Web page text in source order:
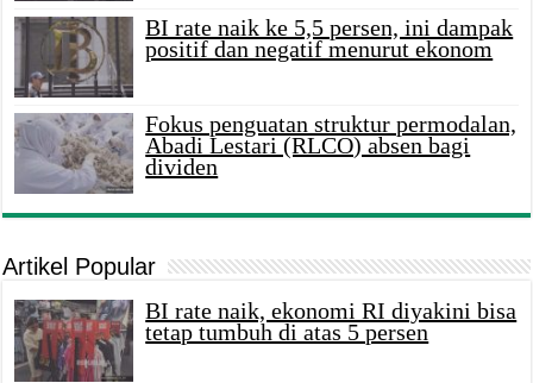
BI rate naik ke 5,5 persen, ini dampak
positif dan negatif menurut ekonom
Fokus penguatan struktur permodalan,
Abadi Lestari (RLCO) absen bagi
dividen
Artikel Popular
BI rate naik, ekonomi RI diyakini bisa
tetap tumbuh di atas 5 persen